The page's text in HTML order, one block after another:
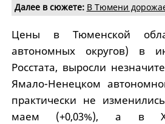
Далее в сюжете: В Тюмени
Цены в Тюменской
автономных округов) в
Росстата, выросли
Ямало-Ненецком
практически не
маем (+0,03%), а в